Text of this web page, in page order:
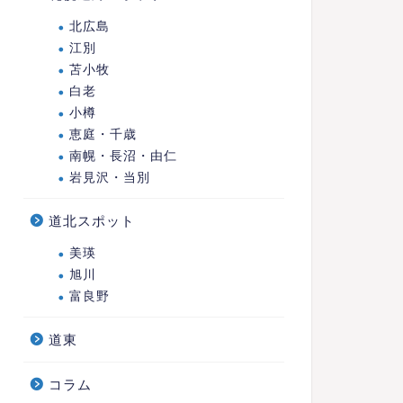
北広島
江別
苫小牧
白老
小樽
恵庭・千歳
南幌・長沼・由仁
岩見沢・当別
道北スポット
美瑛
旭川
富良野
道東
コラム